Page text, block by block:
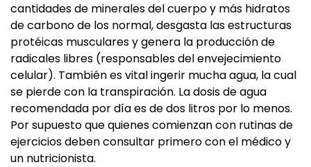
cantidades de minerales del cuerpo y más hidratos
de carbono de los normal, desgasta las estructuras
protéicas musculares y genera la producción de
radicales libres (responsables del envejecimiento
celular). También es vital ingerir mucha agua, la cual
se pierde con la transpiración. La dosis de agua
recomendada por día es de dos litros por lo menos.
Por supuesto que quienes comienzan con rutinas de
ejercicios deben consultar primero con el médico y
un nutricionista.